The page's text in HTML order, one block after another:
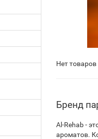
Нет товаров
Бренд
Al-Rehab -
ароматов.